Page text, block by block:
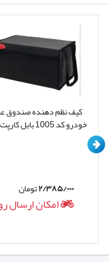
کیف نظم دهنده صندوق
خودرو کد 1005 بابل کارپت اصل
۲/۳۸۵/۰۰۰تومان
امکان ارسال